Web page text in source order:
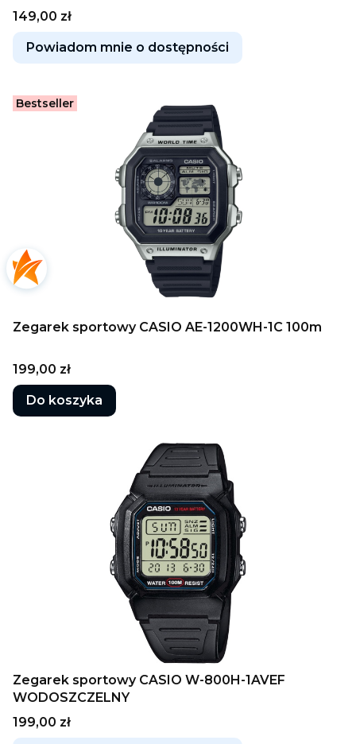
Cena
149,00 zł
Powiadom mnie o dostępności
Bestseller
Zegarek sportowy CASIO AE-1200WH-1C 100m
Cena
199,00 zł
Do koszyka
Zegarek sportowy CASIO W-800H-1AVEF
WODOSZCZELNY
Cena
199,00 zł